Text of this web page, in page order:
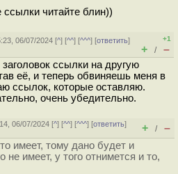
читайте блин))
06/07/2024 [^] [^^] [^^^] [ответить]
+1
+ / –
ссылки на другую
её, и теперь обвиняешь меня в
ссылок, которые оставляю.
очень убедительно.
06/07/2024 [^] [^^] [^^^] [ответить]
+ / –
имеет, тому дано будет и
не имеет, у того отнимется и то,